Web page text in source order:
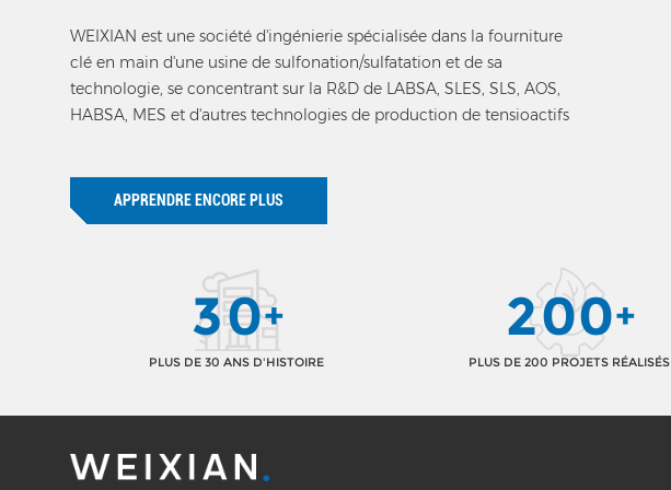
WEIXIAN est une société d'ingénierie spécialisée dans la fourniture
clé en main d'une usine de sulfonation/sulfatation et de sa
technologie, se concentrant sur la R&D de LABSA, SLES, SLS, AOS,
HABSA, MES et d'autres technologies de production de tensioactifs
APPRENDRE ENCORE PLUS
30+
PLUS DE 30 ANS D'HISTOIRE
200+
PLUS DE 200 PROJETS RÉALISÉS